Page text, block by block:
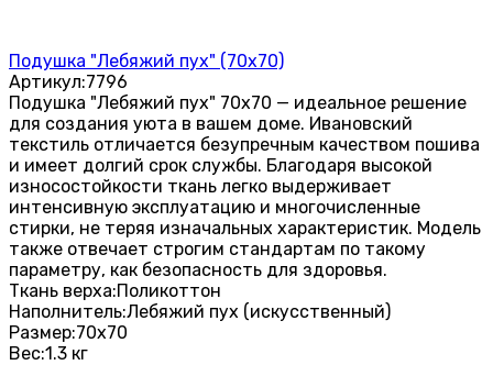
Подушка "Лебяжий пух" (70х70)
Артикул:7796
Подушка "Лебяжий пух" 70х70 — идеальное решение
для создания уюта в вашем доме. Ивановский
текстиль отличается безупречным качеством пошива
и имеет долгий срок службы. Благодаря высокой
износостойкости ткань легко выдерживает
интенсивную эксплуатацию и многочисленные
стирки, не теряя изначальных характеристик. Модель
также отвечает строгим стандартам по такому
параметру, как безопасность для здоровья.
Ткань верха:Поликоттон
Наполнитель:Лебяжий пух (искусственный)
Размер:70х70
Вес:1.3 кг